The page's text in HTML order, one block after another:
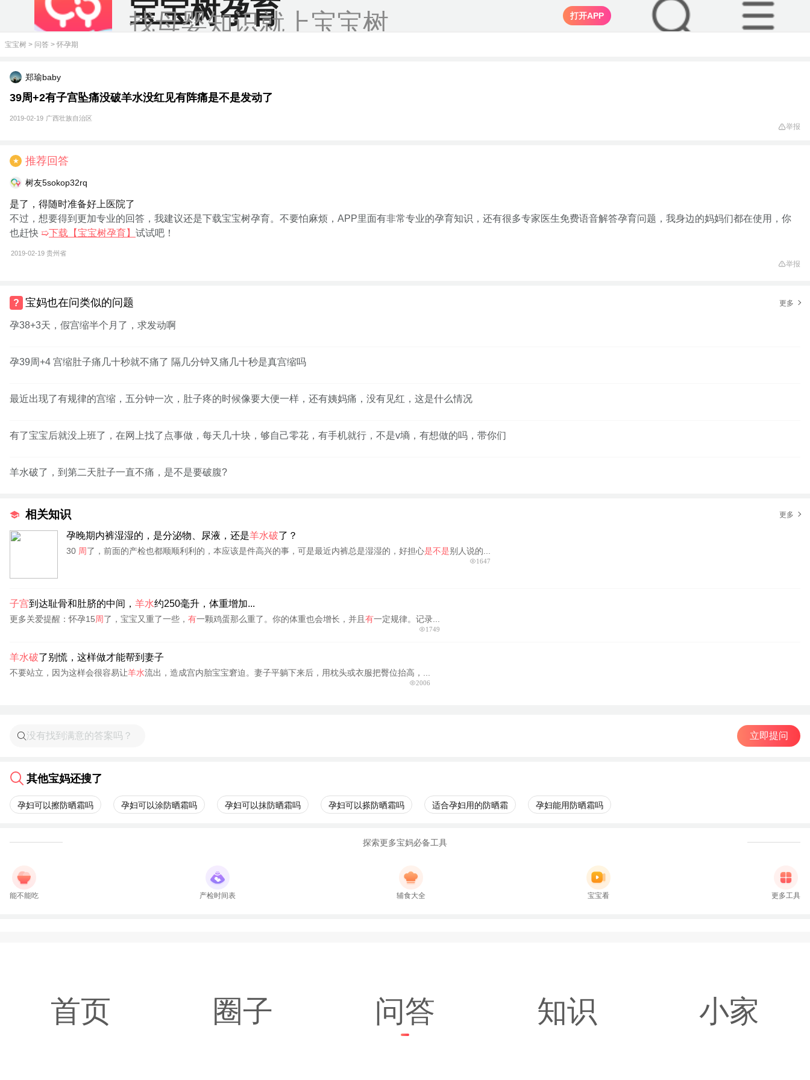
宝宝树孕育
找母婴知识就上宝宝树 打开APP
宝宝树 > 问答 > 怀孕期
郑瑜baby
39周+2有子宫坠痛没破羊水没红见有阵痛是不是发动了
2019-02-19 广西壮族自治区
举报
★ 推荐回答
树友5sokop32rq
是了，得随时准备好上医院了
不过，想要得到更加专业的回答，我建议还是下载宝宝树孕育。不要怕麻烦，APP里面有非常专业的孕育知识，还有很多专家医生免费语音解答孕育问题，我身边的妈妈们都在使用，你
也赶快 ➯下载【宝宝树孕育】 试试吧！
2019-02-19 贵州省
举报
宝妈也在问类似的问题 更多
孕38+3天，假宫缩半个月了，求发动啊
孕39周+4 宫缩肚子痛几十秒就不痛了 隔几分钟又痛几十秒是真宫缩吗
最近出现了有规律的宫缩，五分钟一次，肚子疼的时候像要大便一样，还有姨妈痛，没有见红，这是什么情况
有了宝宝后就没上班了，在网上找了点事做，每天几十块，够自己零花，有手机就行，不是v墒，有想做的吗，带你们
羊水破了，到第二天肚子一直不痛，是不是要破腹?
相关知识 更多
孕晚期内裤湿湿的，是分泌物、尿液，还是羊水破了？
30 周了，前面的产检也都顺顺利利的，本应该是件高兴的事，可是最近内裤总是湿湿的，好担心是不是别人说的...
1647
子宫到达耻骨和肚脐的中间， 羊水约250毫升，体重增加...
更多关爱提醒：怀孕15 周了，宝宝又重了一些， 有一颗鸡蛋那么重了。你的体重也会增长，并且 有一定规律。记录...
1749
羊水破了别慌，这样做才能帮到妻子
不要站立，因为这样会很容易让羊水流出，造成宫内胎宝宝窘迫。妻子平躺下来后，用枕头或衣服把臀位抬高，...
2006
立即提问
其他宝妈还搜了
孕妇可以擦防晒霜吗 孕妇可以涂防晒霜吗 孕妇可以抹防晒霜吗 孕妇可以搽防晒霜吗 适合孕妇用的防晒霜 孕妇能用防晒霜吗
探索更多宝妈必备工具
能不能吃 产检时间表 辅食大全 宝宝看 更多工具
首页 圈子 问答 知识 小家